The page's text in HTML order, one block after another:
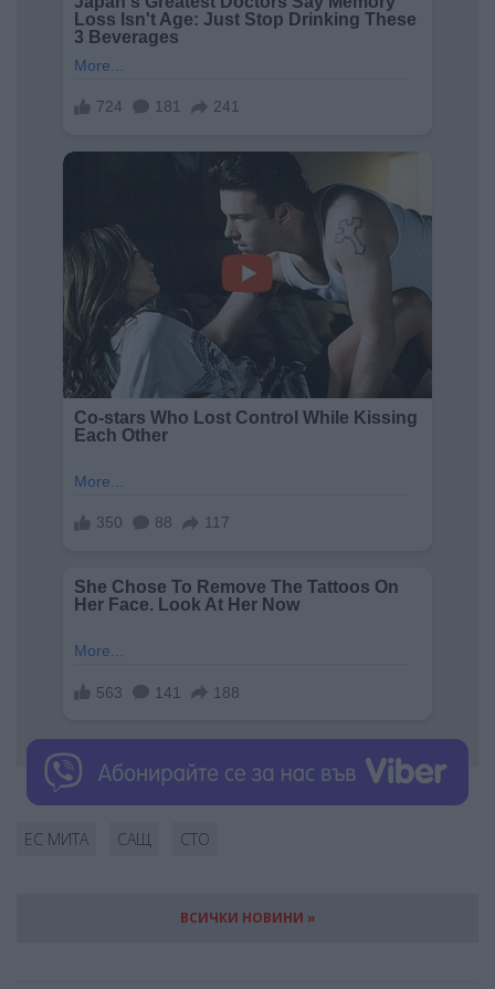
ЕС МИТА САЩ СТО
ВСИЧКИ НОВИНИ »